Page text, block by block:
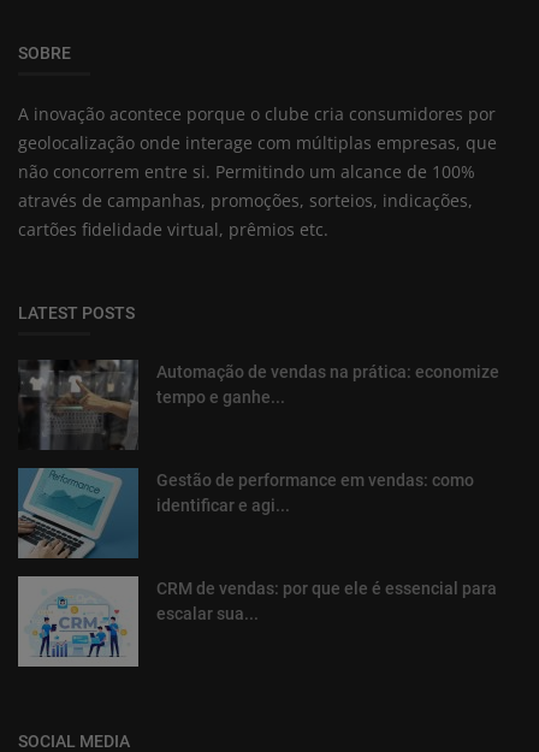
SOBRE
A inovação acontece porque o clube cria consumidores por
geolocalização onde interage com múltiplas empresas, que
não concorrem entre si. Permitindo um alcance de 100%
através de campanhas, promoções, sorteios, indicações,
cartões fidelidade virtual, prêmios etc.
LATEST POSTS
Automação de vendas na prática: economize
tempo e ganhe...
Gestão de performance em vendas: como
identificar e agi...
CRM de vendas: por que ele é essencial para
escalar sua...
SOCIAL MEDIA